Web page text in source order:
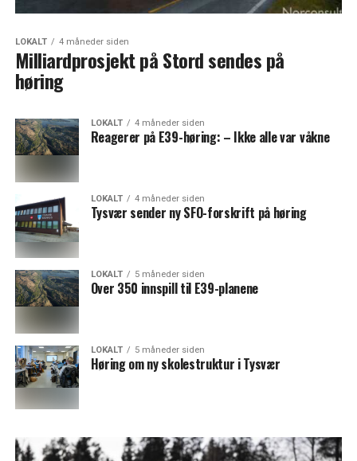
LOKALT 4 måneder siden
Milliardprosjekt på Stord sendes på
høring
LOKALT 4 måneder siden
Reagerer på E39-høring: – Ikke alle var våkne
LOKALT 4 måneder siden
Tysvær sender ny SFO-forskrift på høring
LOKALT 5 måneder siden
Over 350 innspill til E39-planene
LOKALT 5 måneder siden
Høring om ny skolestruktur i Tysvær